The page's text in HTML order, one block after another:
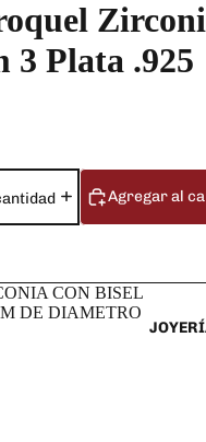
3 Plata .925
Agregar al
CON BISEL
DE DIAMETRO